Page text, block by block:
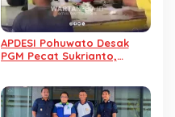
APDESI Pohuwato Desak
PGM Pecat Sukrianto,